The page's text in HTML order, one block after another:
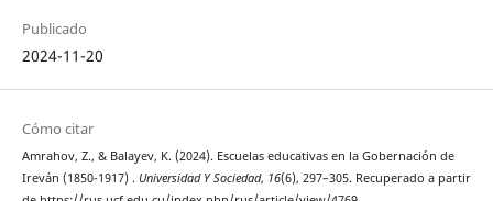
Publicado
2024-11-20
Cómo citar
Amrahov, Z., & Balayev, K. (2024). Escuelas educativas en la Gobernación de
Ireván (1850-1917) . Universidad Y Sociedad, 16(6), 297–305. Recuperado a partir